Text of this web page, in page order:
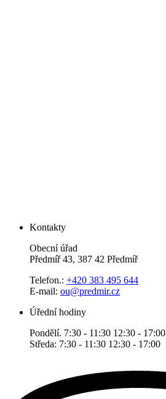
Kontakty
Obecní úřad
Předmíř 43, 387 42 Předmíř
Telefon.: +420 383 495 644
E-mail: ou@predmir.cz
Úřední hodiny
Pondělí. 7:30 - 11:30 12:30 - 17:00
Středa: 7:30 - 11:30 12:30 - 17:00